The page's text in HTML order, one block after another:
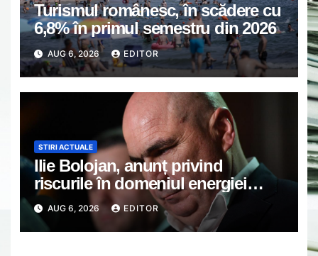
Turismul românesc, în scădere cu
6,8% în primul semestru din 2026
AUG 6, 2026 EDITOR
STIRI ACTUALE
Ilie Bolojan, anunț privind
riscurile în domeniul energiei
electrice. Ce a decis Guvernul
AUG 6, 2026 EDITOR